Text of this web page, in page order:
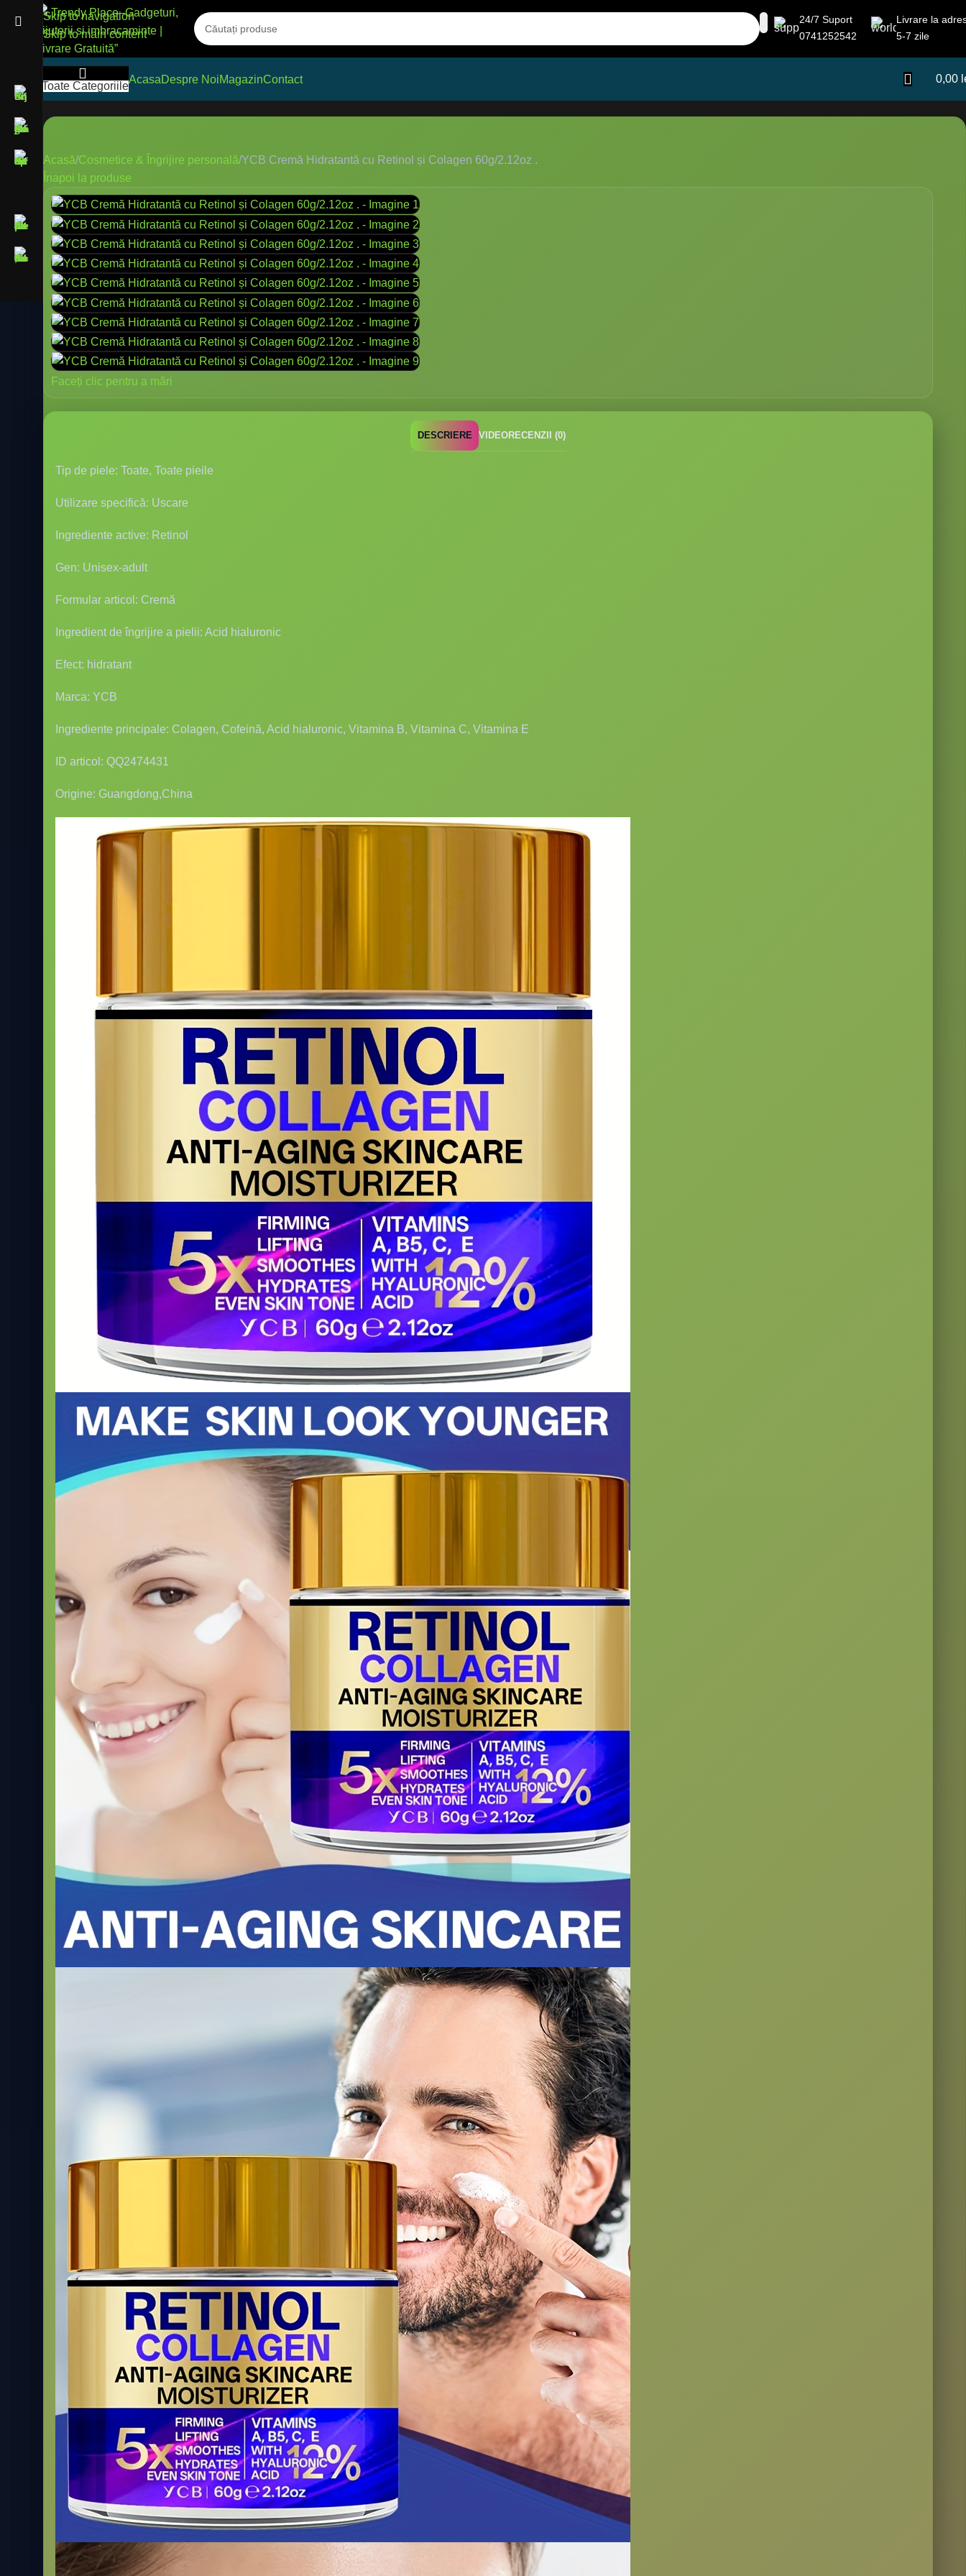
Skip to navigation
Skip to main content
24/7 Suport
0741252542
Livrare la
5-7 zile
Toate Categoriile
AcasaDespre NoiMagazinContact 0,00
Acasă Cosmetice & Îngrijire personală YCB Cremă Hidratantă cu Retinol și Colagen 60g/2.12oz .
Înapoi la produse
Faceți clic pentru a mări
DESCRIERE VIDEORECENZII (0)
Tip de piele: Toate, Toate pieile
Utilizare specifică: Uscare
Ingrediente active: Retinol
Gen: Unisex-adult
Formular articol: Cremă
Ingredient de îngrijire a pielii: Acid hialuronic
Efect: hidratant
Marca: YCB
Ingrediente principale: Colagen, Cofeină, Acid hialuronic, Vitamina B, Vitamina C, Vitamina E
ID articol: QQ2474431
Origine: Guangdong,China